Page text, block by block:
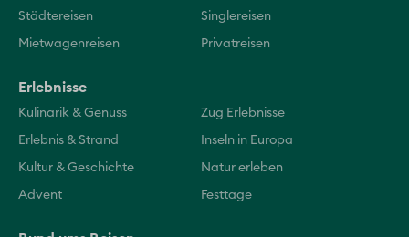
Städtereisen Singlereisen
Mietwagenreisen Privatreisen
Erlebnisse
Kulinarik & Genuss Zug Erlebnisse
Erlebnis & Strand Inseln in Europa
Kultur & Geschichte Natur erleben
Advent Festtage